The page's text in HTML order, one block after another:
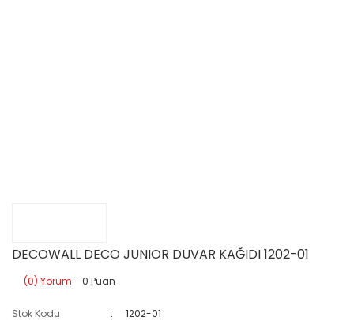
DECOWALL DECO JUNIOR DUVAR KAĞIDI 1202-01
(0) Yorum - 0 Puan
Stok Kodu
1202-01